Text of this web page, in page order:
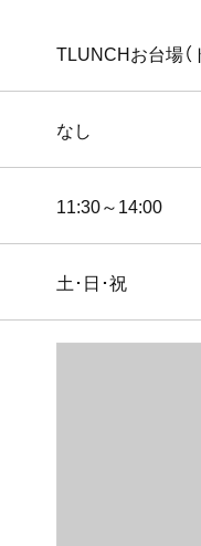
TLUNCHお台場（
なし
11:30～14:00
土･日･祝